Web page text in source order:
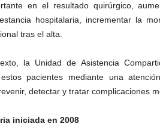
en el resultado quirúrgico,
hospitalaria, incrementar la
tras el alta.
la Unidad de Asistencia
pacientes mediante una
detectar y tratar complicaciones
iniciada en 2008